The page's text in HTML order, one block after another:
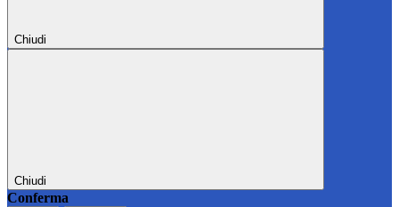
Chiudi
Chiudi
Conferma